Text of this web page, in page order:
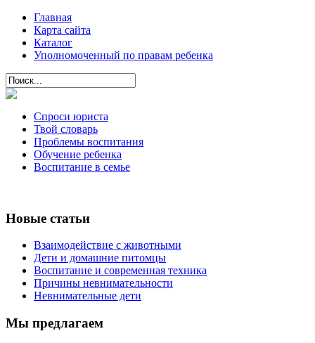
Главная
Карта сайта
Каталог
Уполномоченный по правам ребенка
Спроси юриста
Твой словарь
Проблемы воспитания
Обучение ребенка
Воспитание в семье
Новые статьи
Взаимодействие с животными
Дети и домашние питомцы
Воспитание и современная техника
Причины невнимательности
Невнимательные дети
Мы предлагаем